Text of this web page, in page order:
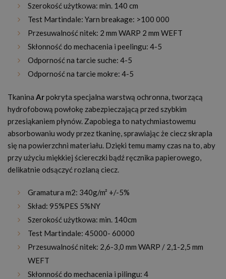
Szerokość użytkowa: min. 140 cm
Test Martindale: Yarn breakage: >100 000
Przesuwalność nitek: 2 mm WARP 2 mm WEFT
Skłonność do mechacenia i peelingu: 4-5
Odporność na tarcie suche: 4-5
Odporność na tarcie mokre: 4-5
Tkanina Arpokryta specjalna warstwą ochronna, tworzącą
hydrofobową powłokę zabezpieczającą przed szybkim
przesiąkaniem płynów. Zapobiega to natychmiastowemu
absorbowaniu wody przez tkaninę, sprawiając że ciecz skrapla
się na powierzchni materiału. Dzięki temu mamy czas na to, aby
przy użyciu miękkiej ściereczki bądź ręcznika papierowego,
delikatnie odsączyć rozlaną ciecz.
Gramatura m2: 340g/m² +/-5%
Skład: 95%PES 5%NY
Szerokość użytkowa: min. 140cm
Test Martindale: 45000- 60000
Przesuwalność nitek: 2,6-3,0 mm WARP / 2,1-2,5 mm
WEFT
Skłonność do mechacenia i pilingu: 4